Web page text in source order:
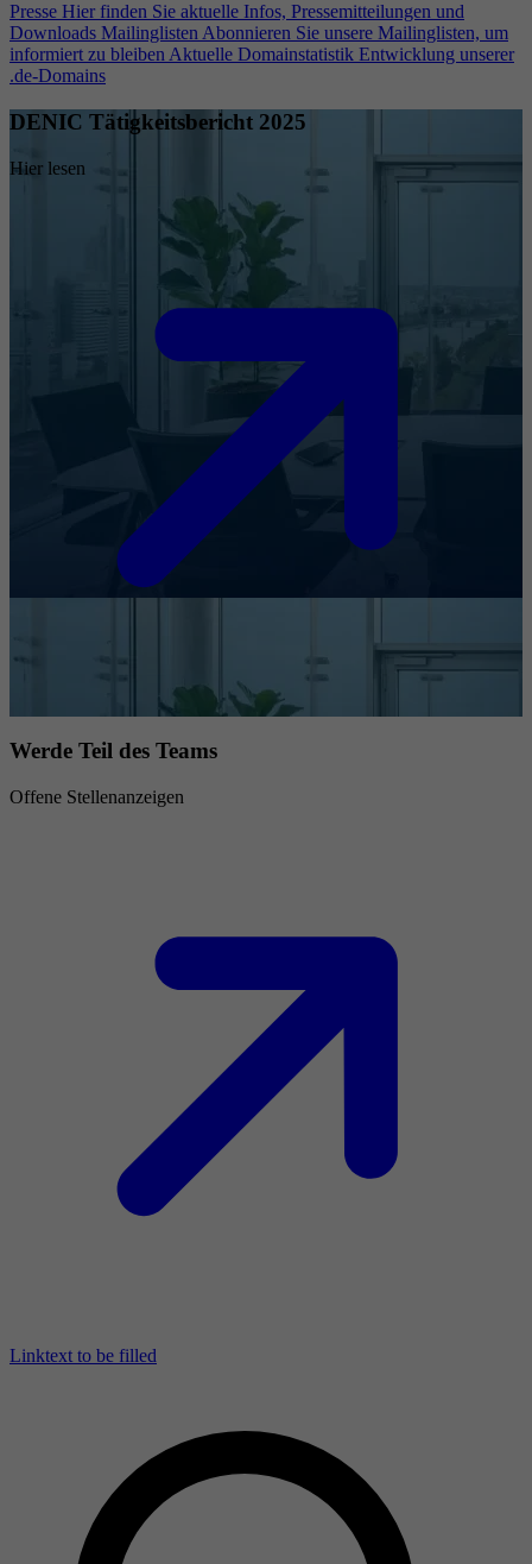
Presse Hier finden Sie aktuelle Infos, Pressemitteilungen und
Downloads Mailinglisten Abonnieren Sie unsere Mailinglisten, um
informiert zu bleiben Aktuelle Domainstatistik Entwicklung unserer
.de-Domains
DENIC Tätigkeitsbericht 2025
Hier lesen
Werde Teil des Teams
Offene Stellenanzeigen
Linktext to be filled